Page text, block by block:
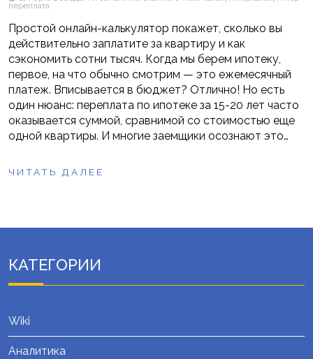
переплата
Простой онлайн-калькулятор покажет, сколько вы
действительно заплатите за квартиру и как
сэкономить сотни тысяч. Когда мы берем ипотеку,
первое, на что обычно смотрим — это ежемесячный
платеж. Вписывается в бюджет? Отлично! Но есть
один нюанс: переплата по ипотеке за 15-20 лет часто
оказывается суммой, сравнимой со стоимостью еще
одной квартиры. И многие заемщики осознают это…
ЧИТАТЬ ДАЛЕЕ
КАТЕГОРИИ
Wiki
Аналитика